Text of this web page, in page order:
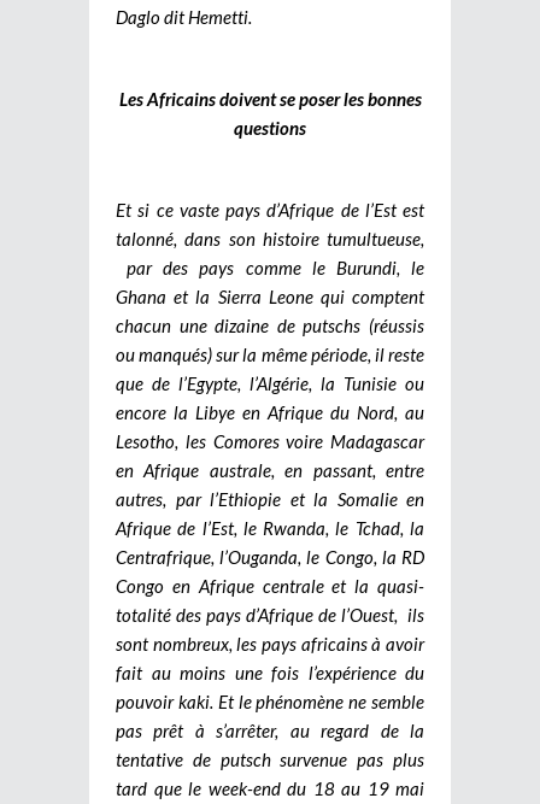
Daglo dit Hemetti.
Les Africains doivent se poser les bonnes
questions
Et si ce vaste pays d’Afrique de l’Est est
talonné, dans son histoire tumultueuse,
par des pays comme le Burundi, le
Ghana et la Sierra Leone qui comptent
chacun une dizaine de putschs (réussis
ou manqués) sur la même période, il reste
que de l’Egypte, l’Algérie, la Tunisie ou
encore la Libye en Afrique du Nord, au
Lesotho, les Comores voire Madagascar
en Afrique australe, en passant, entre
autres, par l’Ethiopie et la Somalie en
Afrique de l’Est, le Rwanda, le Tchad, la
Centrafrique, l’Ouganda, le Congo, la RD
Congo en Afrique centrale et la quasi-
totalité des pays d’Afrique de l’Ouest, ils
sont nombreux, les pays africains à avoir
fait au moins une fois l’expérience du
pouvoir kaki. Et le phénomène ne semble
pas prêt à s’arrêter, au regard de la
tentative de putsch survenue pas plus
tard que le week-end du 18 au 19 mai